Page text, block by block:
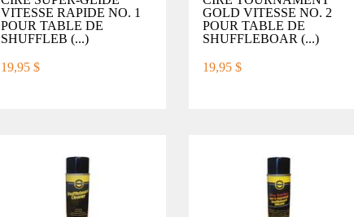
VITESSE RAPIDE NO. 1
POUR TABLE DE
SHUFFLEB (...)
19,95 $
GOLD VITESSE NO. 2
POUR TABLE DE
SHUFFLEBOAR (...)
19,95 $